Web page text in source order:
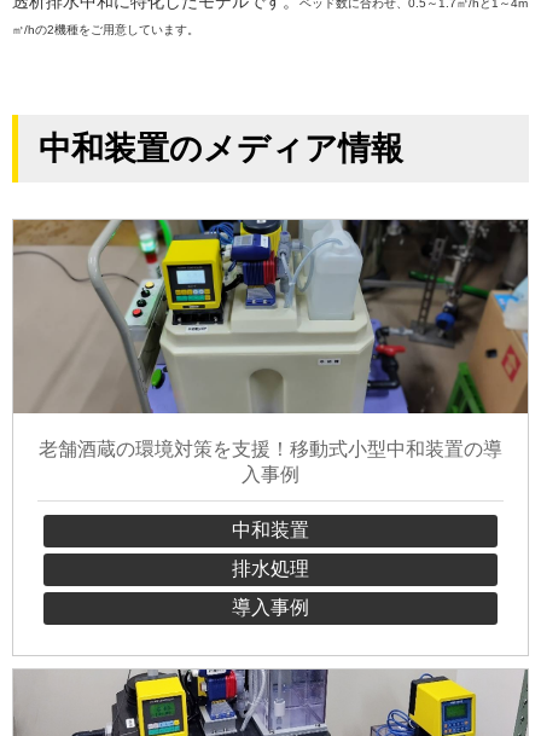
ベッド数に合わせ、0.5～1.7㎥/hと1～4m
㎥/hの2機種をご用意しています。
中和装置のメディア情報
老舗酒蔵の環境対策を支援！移動式小型中和装置の導
入事例
中和装置
排水処理
導入事例